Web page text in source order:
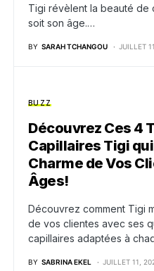
Tigi révèlent la beauté de
soit son âge.…
BY SARAH TCHANGOU JUILLET
BUZZ
Découvrez Ces 4
Capillaires Tigi
Charme de Vos
Âges!
Découvrez comment Tigi
de vos clientes avec ses
capillaires adaptées à
BY SABRINA EKEL JUILLET 11,